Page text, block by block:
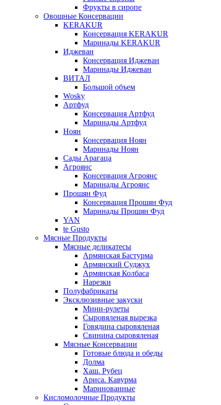
Фрукты в сиропе
Овощные Консервации
KERAKUR
Консервация KERAKUR
Маринады KERAKUR
Иджеван
Консервация Иджеван
Маринады Иджеван
ВИТАЛ
Большой объем
Wosky
Артфуд
Консервация Артфуд
Маринады Артфуд
Ноян
Консервация Ноян
Маринады Ноян
Сады Арагаца
Агроянс
Консервация Агроянс
Маринады Агроянс
Прошян Фуд
Консервация Прошян Фуд
Маринады Прошян Фуд
YAN
te Gusto
Мясные Продукты
Мясные деликатесы
Армянская Бастурма
Армянский Суджух
Армянская Колбаса
Нарезки
Полуфабрикаты
Эксклюзивные закуски
Мини-рулеты
Сыровяленая вырезка
Говядина сыровяленая
Свинина сыровяленая
Мясные Консервации
Готовые блюда и обеды
Долма
Хаш. Рубец
Ариса. Кавурма
Маринованные
Кисломолочные Продукты